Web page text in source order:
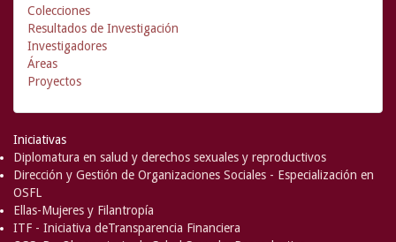
Colecciones
Resultados de Investigación
Investigadores
Áreas
Proyectos
Iniciativas
Diplomatura en salud y derechos sexuales y reproductivos
Dirección y Gestión de Organizaciones Sociales - Especialización en
OSFL
Ellas-Mujeres y Filantropía
ITF - Iniciativa deTransparencia Financiera